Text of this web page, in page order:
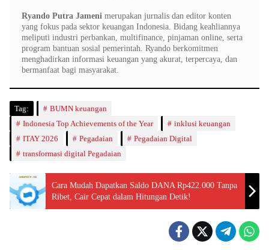
Ryando Putra Jameni merupakan jurnalis dan editor konten
yang fokus pada sektor keuangan Indonesia. Bidang keahliannya
meliputi industri perbankan, multifinance, pinjaman online, serta
program bantuan sosial pemerintah. Ryando berkomitmen
menghadirkan informasi keuangan yang akurat, terpercaya, dan
bermanfaat bagi masyarakat.
Tag:
BUMN keuangan
Indonesia Top Achievements of the Year
inklusi keuangan
ITAY 2026
Pegadaian
Pegadaian Digital
transformasi digital Pegadaian
Cara Mudah Dapatkan Saldo DANA Rp422.000 Tanpa
Ribet, Cair Cepat dalam Hitungan Detik!